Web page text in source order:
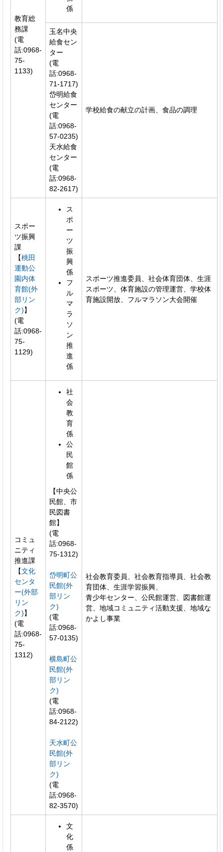
教育総
務課
(電
話:0968-
75-
1133)
係
玉名中央
給食セン
ター
(電
話:0968-
71-1717)
岱明給食
センター
(電
話:0968-
57-0235)
天水給食
センター
(電
話:0968-
82-2617)
学校給食の献立の計画、食品の調理
スポー
ツ振興
課
【桃田
運動公
園内体
育館(外
部リン
ク)】
(電
話:0968-
75-
1129)
ス
ポ
ー
ツ
振
興
係
フ
ル
マ
ラ
ソ
ン
推
進
係
スポーツ推進委員、社会体育団体、生涯
スポーツ、体育施設の管理運営、学校体
育施設開放、フルマラソン大会開催
コミュ
ニティ
推進課
【文化
センタ
ー(外部
リン
ク)】
(電
話:0968-
75-
1312)
社
会
教
育
係
公
民
館
係
【中央公
民館、市
民図書
館】
(電
話:0968-
75-1312)
岱明町公
民館(外
部リン
ク)
(電
話:0968-
57-0135)
横島町公
民館(外
部リン
ク)
(電
話:0968-
84-2122)
天水町公
民館(外
部リン
ク)
(電
話:0968-
82-3570)
社会教育委員、社会教育指導員、社会教
育団体、生涯学習振興、
青少年センター、公民館運営、図書館運
営、地域コミュニティ活動支援、地域な
かよし事業
文
化
係